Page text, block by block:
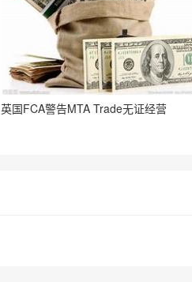
英国FCA警告MTA Trade无证经营